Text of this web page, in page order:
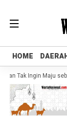
HOME
HOME
Tak Ingin Maju